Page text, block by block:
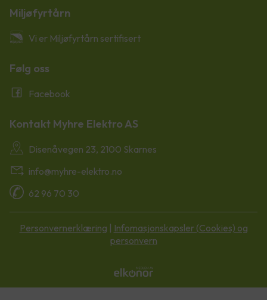
Miljøfyrtårn
Vi er Miljøfyrtårn sertifisert
Følg oss
Facebook
Kontakt Myhre Elektro AS
Disenåvegen 23, 2100 Skarnes
info@myhre-elektro.no
62 96 70 30
Personvernerklæring | Infomasjonskapsler (Cookies) og
personvern